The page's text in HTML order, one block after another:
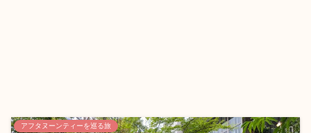
アフタヌーンティーを巡る旅